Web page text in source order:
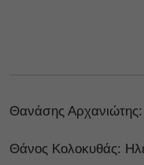
Θανάσης
Θάνος Κολοκυθάς: